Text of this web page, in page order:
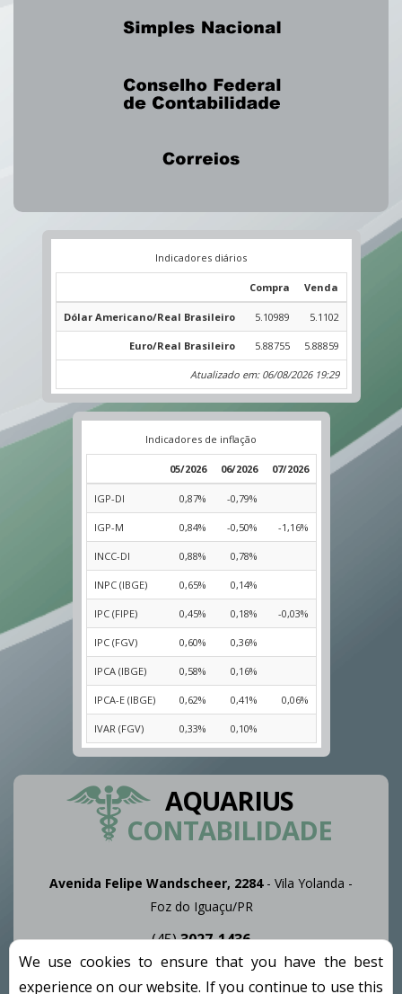
Indicadores diários
Compra Venda
Dólar Americano/Real Brasileiro 5.10989 5.1102
Euro/Real Brasileiro 5.88755 5.88859
Atualizado em: 06/08/2026 19:29
Indicadores de inflação
05/2026 06/2026 07/2026
IGP-DI 0,87% -0,79%
IGP-M 0,84% -0,50% -1,16%
INCC-DI 0,88% 0,78%
INPC (IBGE) 0,65% 0,14%
IPC (FIPE) 0,45% 0,18% -0,03%
IPC (FGV) 0,60% 0,36%
IPCA (IBGE) 0,58% 0,16%
IPCA-E (IBGE) 0,62% 0,41% 0,06%
IVAR (FGV) 0,33% 0,10%
AQUARIUS
CONTABILIDADE
Avenida Felipe Wandscheer, 2284- Vila Yolanda -
Foz do Iguaçu/PR
(45)3027-1436
(45)3028-1436
We use cookies to ensure that you have the best
experience on our website. If you continue to use this